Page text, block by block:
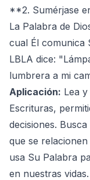
**2. Sumérjase
La Palabra de
cual Él comunica
LBLA dice:
lumbrera a mi
Aplicación: Lea
Escrituras,
decisiones.
que se
usa Su Palabra
en nuestras vidas.